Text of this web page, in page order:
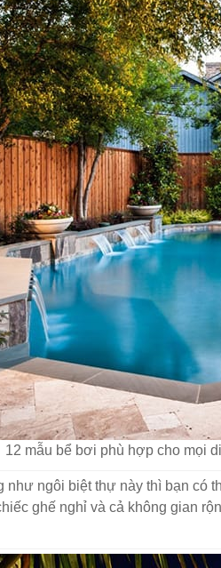
12 mẫu bể bơi phù hợp cho mọi
ngôi biệt thự này thì bạn có
ghế nghỉ và cả không gian